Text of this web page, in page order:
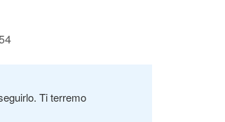
Ti terremo